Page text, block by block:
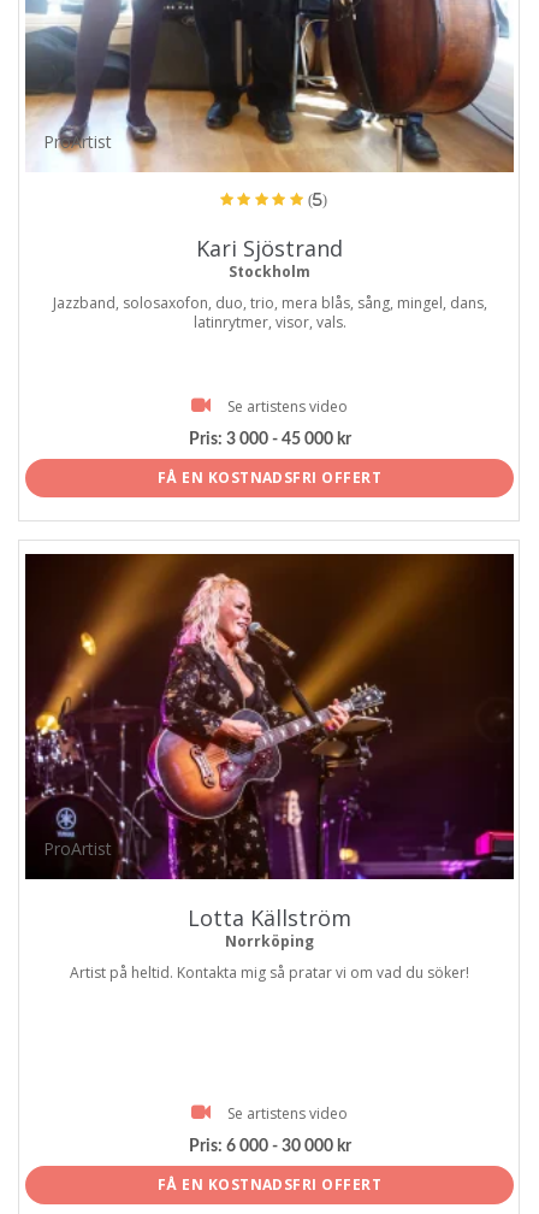
ProArtist
(5)
Kari Sjöstrand
Stockholm
Jazzband, solosaxofon, duo, trio, mera blås, sång, mingel, dans,
latinrytmer, visor, vals.
Se artistens video
Pris: 3 000 - 45 000 kr
FÅ EN KOSTNADSFRI OFFERT
ProArtist
Lotta Källström
Norrköping
Artist på heltid. Kontakta mig så pratar vi om vad du söker!
Se artistens video
Pris: 6 000 - 30 000 kr
FÅ EN KOSTNADSFRI OFFERT